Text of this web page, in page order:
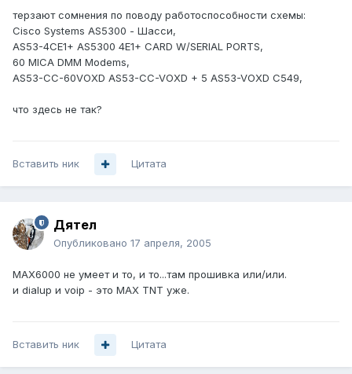
терзают сомнения по поводу работоспособности схемы:
Cisco Systems AS5300 - Шасси,
AS53-4CE1+ AS5300 4E1+ CARD W/SERIAL PORTS,
60 MICA DMM Modems,
AS53-CC-60VOXD AS53-CC-VOXD + 5 AS53-VOXD C549,
что здесь не так?
Вставить ник Цитата
Дятел
Опубликовано 17 апреля, 2005
МАХ6000 не умеет и то, и то...там прошивка или/или.
и dialup и voip - это MAX TNT уже.
Вставить ник Цитата